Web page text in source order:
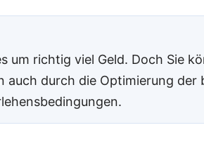
um richtig viel Geld. Doch Sie
auch durch die Optimierung der